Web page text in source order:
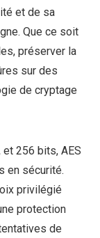
et de sa
Que ce soit
préserver la
sur des
de cryptage
256 bits, AES
en sécurité.
privilégié
protection
de